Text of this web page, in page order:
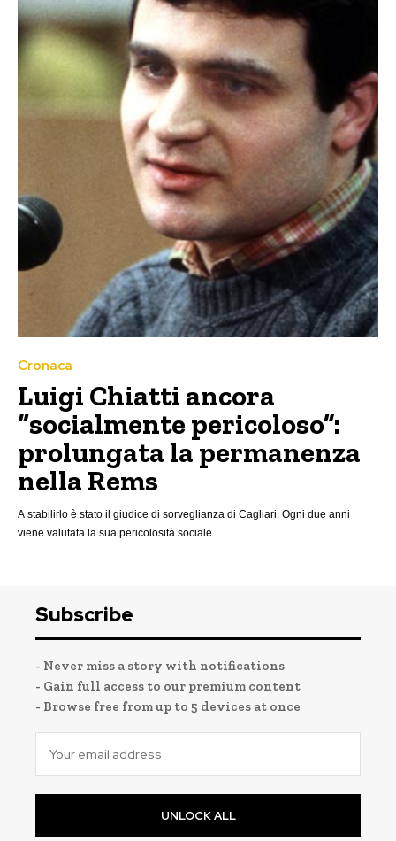
Cronaca
Luigi Chiatti ancora
“socialmente pericoloso”:
prolungata la permanenza
nella Rems
A stabilirlo è stato il giudice di sorveglianza di Cagliari. Ogni due anni
viene valutata la sua pericolosità sociale
Subscribe
- Never miss a story with notifications
- Gain full access to our premium content
- Browse free from up to 5 devices at once
UNLOCK ALL